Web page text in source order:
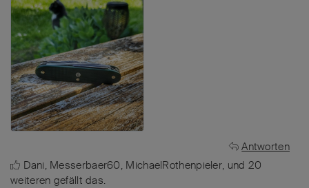
Antworten
Dani, Messerbaer60, MichaelRothenpieler, und 20
weiteren gefällt das.